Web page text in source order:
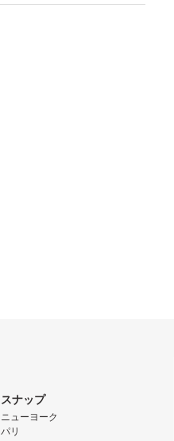
スナップ
ニューヨーク
パリ